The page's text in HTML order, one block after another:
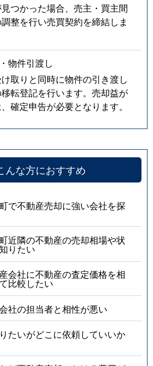
つかった場合、売主・買主間
整を行い売買契約を締結しま
物件引渡し
取りと同時に物件の引き渡し
転登記を行います。売却益が
確定申告が必要となります。
んな方におすすめ
で不動産売却に強い会社を探
近隣の不動産の売却相場や状
りたい
会社に不動産の査定価格を相
比較したい
社の担当者と相性が悪い
たいがどこに依頼していいか